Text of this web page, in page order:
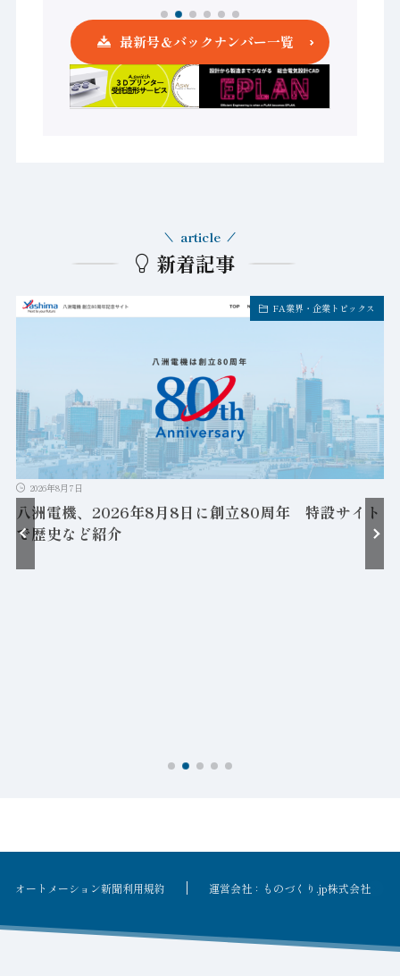
最新号＆バックナンバー一覧
新着記事
article
FA業界・企業トピックス
2026年8月7日
八洲電機、2026年8月8日に創立80周年 特設サイト
で歴史など紹介
オートメーション新聞利用規約 運営会社：ものづくり.jp株式会社